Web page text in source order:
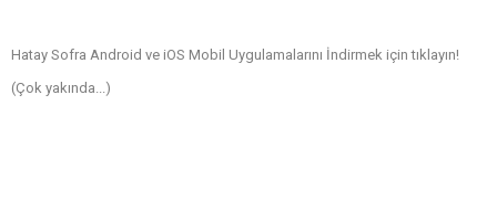
Hatay Sofra Android ve iOS Mobil Uygulamalarını İndirmek için tıklayın!
(Çok yakında...)